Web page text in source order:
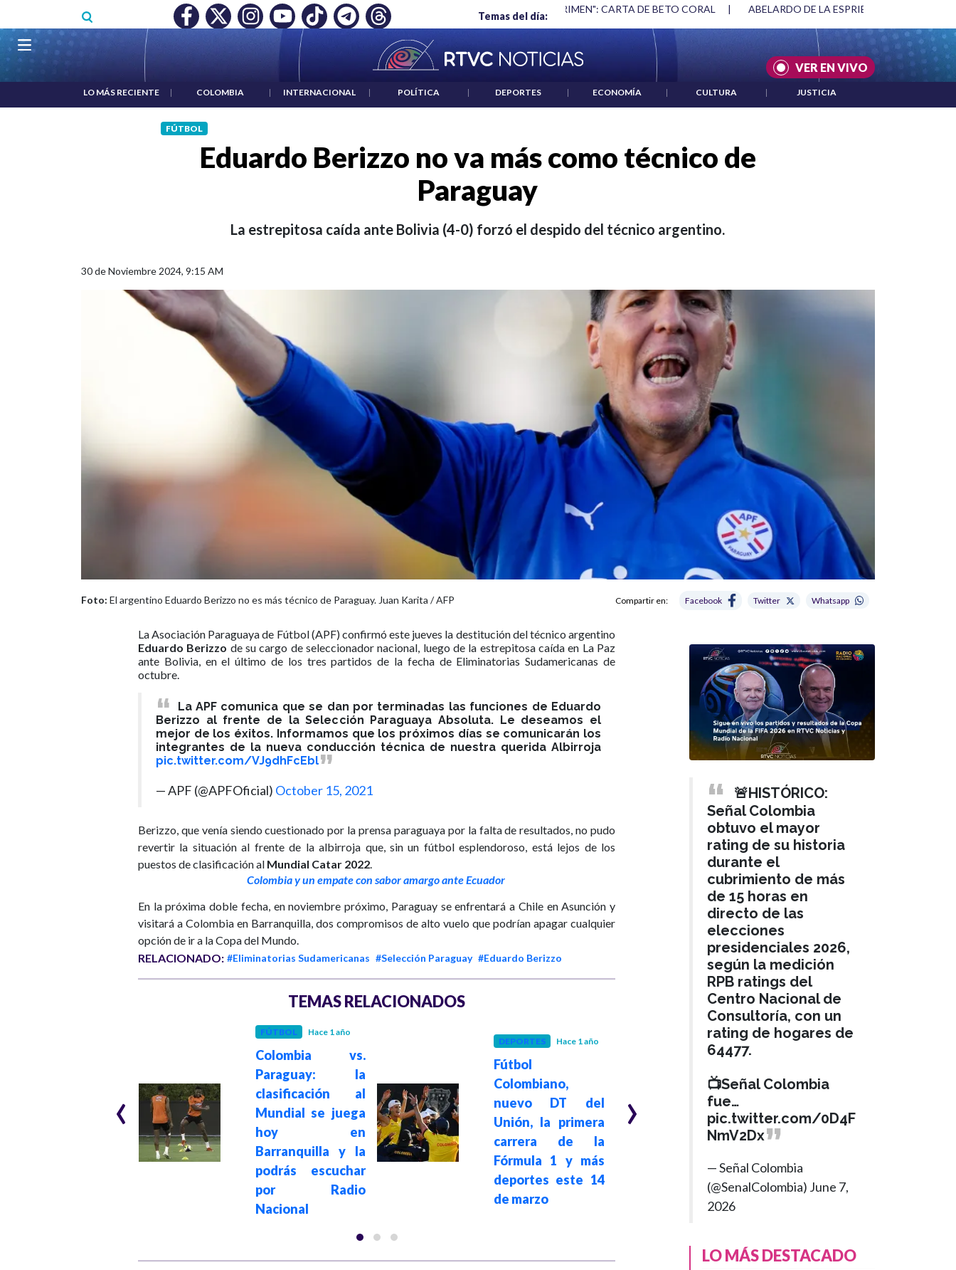
Temas del día:
MÍNIMO NO DESTRUYÓ EMPLEO: JP MORGAN | "HABLAR NO ES UN CRIMEN": CARTA DE BETO CORAL ABELARDO DE LA ESPRIELLA Y DMG | ACUERDOS ENTRE ESTADOS UNIDOS E
VER EN VIVO
Navegación principal
LO MÁS RECIENTE | COLOMBIA | INTERNACIONAL | POLÍTICA | DEPORTES | ECONOMÍA | CULTURA | JUSTICIA
FÚTBOL
Eduardo Berizzo no va más como técnico de
Paraguay
La estrepitosa caída ante Bolivia (4-0) forzó el despido del técnico argentino.
30 de Noviembre 2024, 9:15 AM
Foto: El argentino Eduardo Berizzo no es más técnico de Paraguay. Juan Karita / AFP Compartir en: Facebook Twitter Whatsapp
La Asociación Paraguaya de Fútbol (APF) confirmó este jueves la destitución del técnico argentino
Eduardo Berizzo de su cargo de seleccionador nacional, luego de la estrepitosa caída en La Paz
ante Bolivia, en el último de los tres partidos de la fecha de Eliminatorias Sudamericanas de
octubre.
La APF comunica que se dan por terminadas las funciones de Eduardo
Berizzo al frente de la Selección Paraguaya Absoluta. Le deseamos el
mejor de los éxitos. Informamos que los próximos días se comunicarán los
integrantes de la nueva conducción técnica de nuestra querida Albirroja
pic.twitter.com/VJ9dhFcEbl
— APF (@APFOficial) October 15, 2021
Berizzo, que venía siendo cuestionado por la prensa paraguaya por la falta de resultados, no pudo
revertir la situación al frente de la albirroja que, sin un fútbol esplendoroso, está lejos de los
puestos de clasificación al Mundial Catar 2022.
Colombia y un empate con sabor amargo ante Ecuador
En la próxima doble fecha, en noviembre próximo, Paraguay se enfrentará a Chile en Asunción y
visitará a Colombia en Barranquilla, dos compromisos de alto vuelo que podrían apagar cualquier
opción de ir a la Copa del Mundo.
RELACIONADO: #Eliminatorias Sudamericanas #Selección Paraguay #Eduardo Berizzo
TEMAS RELACIONADOS
Colombia gana a
FÚTBOL Hace 1 año
Colombia vs.
Paraguay: la
clasificación al
Mundial se juega
hoy en
Barranquilla y la
podrás escuchar
por Radio
Nacional
DEPORTES Hace 1 año
Fútbol
Colombiano,
nuevo DT del
Unión, la primera
carrera de la
Fórmula 1 y más
deportes este 14
de marzo
Eliminatorias
Sudamericanas:
así se jugarán las
fechas 11 y 12
rumbo al Mundial
2026
‹ ›
🚨HISTÓRICO:
Señal Colombia
obtuvo el mayor
rating de su historia
durante el
cubrimiento de más
de 15 horas en
directo de las
elecciones
presidenciales 2026,
según la medición
RPB ratings del
Centro Nacional de
Consultoría, con un
rating de hogares de
64477.
📺Señal Colombia
fue…
pic.twitter.com/0D4F
NmV2Dx
— Señal Colombia
(@SenalColombia) June 7,
2026
LO MÁS DESTACADO